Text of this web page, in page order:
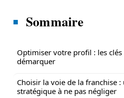
Sommaire
Optimiser votre profil : les
démarquer
Choisir la voie de la franchise :
stratégique à ne pas négliger